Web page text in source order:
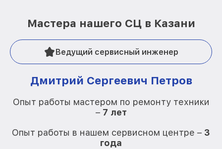
Мастера нашего СЦ в Казани
Ведущий сервисный инженер
Дмитрий Сергеевич Петров
Опыт работы мастером по ремонту техники
– 7 лет
Опыт работы в нашем сервисном центре – 3
года